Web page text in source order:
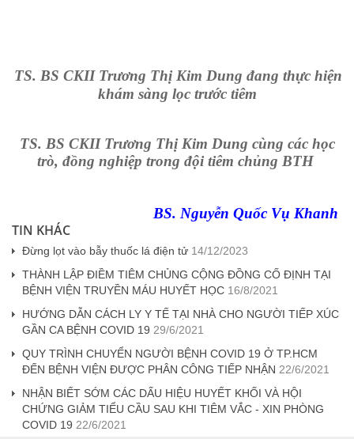
TS. BS CKII Trương Thị Kim Dung đang thực hiện
khám sàng lọc trước tiêm
TS. BS CKII Trương Thị Kim Dung cùng các học
trò, đồng nghiệp trong đội tiêm chủng BTH
BS. Nguyễn Quốc Vụ Khanh
TIN KHÁC
Đừng lọt vào bẫy thuốc lá điện tử 14/12/2023
THÀNH LẬP ĐIỀM TIÊM CHỦNG CỘNG ĐỒNG CỐ ĐỊNH TẠI
BỆNH VIỆN TRUYỀN MÁU HUYẾT HỌC 16/8/2021
HƯỚNG DẪN CÁCH LY Y TẾ TẠI NHÀ CHO NGƯỜI TIẾP XÚC
GẦN CA BỆNH COVID 19 29/6/2021
QUY TRÌNH CHUYỂN NGƯỜI BỆNH COVID 19 Ở TP.HCM
ĐẾN BỆNH VIỆN ĐƯỢC PHÂN CÔNG TIẾP NHẬN 22/6/2021
NHẬN BIẾT SỚM CÁC DẤU HIỆU HUYẾT KHỐI VÀ HỘI
CHỨNG GIẢM TIỂU CẦU SAU KHI TIÊM VẮC - XIN PHÒNG
COVID 19 22/6/2021